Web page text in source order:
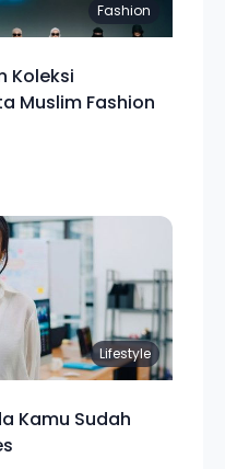
Fashion
Koleksi
Muslim Fashion
Lifestyle
Kamu Sudah